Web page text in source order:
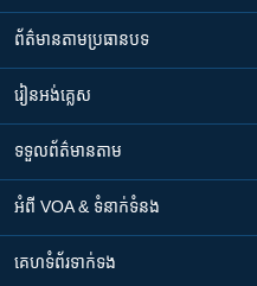
ព័ត៌មាន​តាមប្រធានបទ​
រៀន​​អង់គ្លេស
ទទួល​ព័ត៌មាន​តាម
អំពី​ VOA & ទំនាក់ទំនង
គេហទំព័រ​​ទាក់ទង